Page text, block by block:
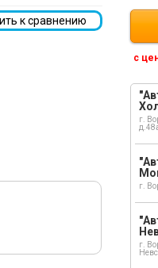
к сравнению
с
г.
г.
г.